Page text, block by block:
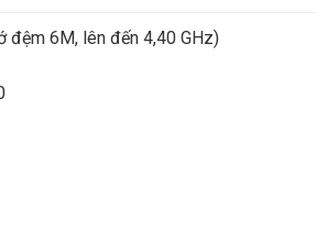
6M, lên đến 4,40 GHz)